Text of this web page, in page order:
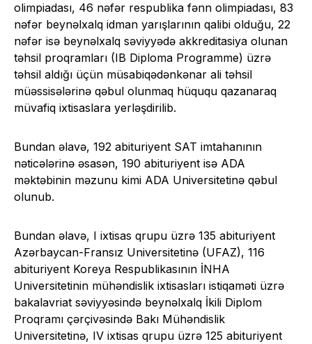
olimpiadası, 46 nəfər respublika fənn olimpiadası, 83
nəfər beynəlxalq idman yarışlarının qalibi olduğu, 22
nəfər isə beynəlxalq səviyyədə akkreditasiya olunan
təhsil proqramları (IB Diploma Programme) üzrə
təhsil aldığı üçün müsabiqədənkənar ali təhsil
müəssisələrinə qəbul olunmaq hüququ qazanaraq
müvafiq ixtisaslara yerləşdirilib.
Bundan əlavə, 192 abituriyent SAT imtahanının
nəticələrinə əsasən, 190 abituriyent isə ADA
məktəbinin məzunu kimi ADA Universitetinə qəbul
olunub.
Bundan əlavə, I ixtisas qrupu üzrə 135 abituriyent
Azərbaycan-Fransız Universitetinə (UFAZ), 116
abituriyent Koreya Respublikasının İNHA
Universitetinin mühəndislik ixtisasları istiqaməti üzrə
bakalavriat səviyyəsində beynəlxalq İkili Diplom
Proqramı çərçivəsində Bakı Mühəndislik
Universitetinə, IV ixtisas qrupu üzrə 125 abituriyent